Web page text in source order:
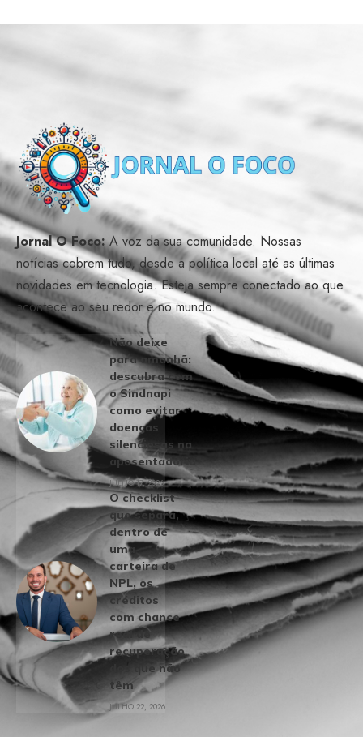
Jornal O Foco:A voz da sua comunidade. Nossas
notícias cobrem tudo, desde a política local até as últimas
novidades em tecnologia. Esteja sempre conectado ao que
acontece ao seu redor e no mundo.
Não deixe
para amanhã:
descubra com
o Sindnapi
como evitar
doenças
silenciosas na
aposentadoria
JULHO 17, 2026
O checklist
que separa,
dentro de
uma
carteira de
NPL, os
créditos
com chance
real de
recuperação
dos que não
têm
JULHO 22, 2026